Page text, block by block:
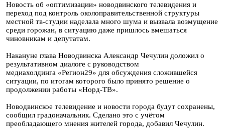
Новость об «оптимизации» новодвинского телевидения и
переход под контроль околоправительственной структуры
местной тв-студии наделала много шума и вызвала возмущение
среди горожан, в ситуацию даже пришлось вмешаться
чиновникам и депутатам.
Накануне глава Новодвинска Александр Чечулин доложил о
результативном диалоге с руководством
медиахолдинга «Регион29» для обсуждения сложившейся
ситуации, по итогам которого было принято решение о
продолжении работы «Норд-ТВ».
Новодвинское телевидение и новости города будут сохранены,
сообщил градоначальник. Сделано это с учётом
преобладающего мнения жителей города, добавил Чечулин.